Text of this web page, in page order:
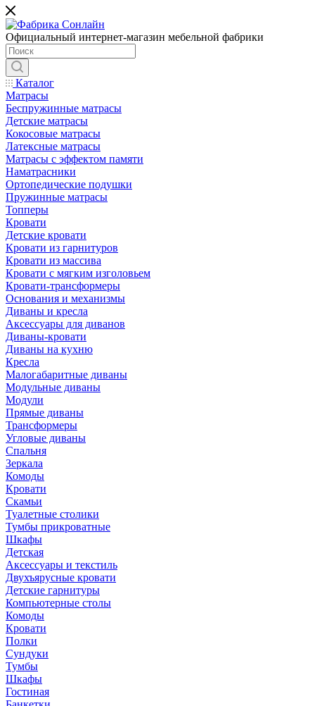
Официальный интернет-магазин мебельной фабрики
Каталог
Матрасы
Беспружинные матрасы
Детские матрасы
Кокосовые матрасы
Латексные матрасы
Матрасы с эффектом памяти
Наматрасники
Ортопедические подушки
Пружинные матрасы
Топперы
Кровати
Детские кровати
Кровати из гарнитуров
Кровати из массива
Кровати с мягким изголовьем
Кровати-трансформеры
Основания и механизмы
Диваны и кресла
Аксессуары для диванов
Диваны-кровати
Диваны на кухню
Кресла
Малогабаритные диваны
Модульные диваны
Модули
Прямые диваны
Трансформеры
Угловые диваны
Спальня
Зеркала
Комоды
Кровати
Скамьи
Туалетные столики
Тумбы прикроватные
Шкафы
Детская
Аксессуары и текстиль
Двухъярусные кровати
Детские гарнитуры
Компьютерные столы
Комоды
Кровати
Полки
Сундуки
Тумбы
Шкафы
Гостиная